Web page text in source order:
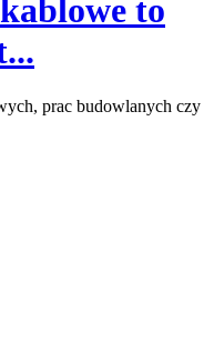
to
prac budowlanych czy